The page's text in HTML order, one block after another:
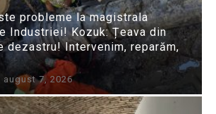
probleme la magistrala
Industriei! Kozuk: Țeava din
dezastru! Intervenim, reparăm,
august 7, 2026